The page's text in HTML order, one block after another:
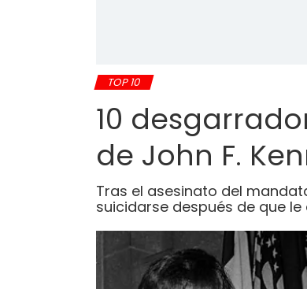
TOP 10
10
de John F.
Tras el asesinato del
suicidarse después de que